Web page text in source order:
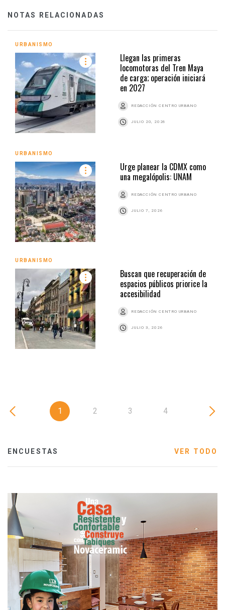
NOTAS RELACIONADAS
URBANISMO
Llegan las primeras
locomotoras del Tren Maya
de carga; operación iniciará
en 2027
REDACCIÓN CENTRO URBANO
JULIO 20, 2026
URBANISMO
Urge planear la CDMX como
una megalópolis: UNAM
REDACCIÓN CENTRO URBANO
JULIO 7, 2026
URBANISMO
Buscan que recuperación de
espacios públicos priorice la
accesibilidad
REDACCIÓN CENTRO URBANO
JULIO 3, 2026
1 2 3 4
ENCUESTAS VER TODO